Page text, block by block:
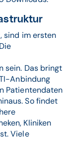
sind im ersten
sein. Das bringt
Anbindung
Patientendaten
So findet
Kliniken
Viele